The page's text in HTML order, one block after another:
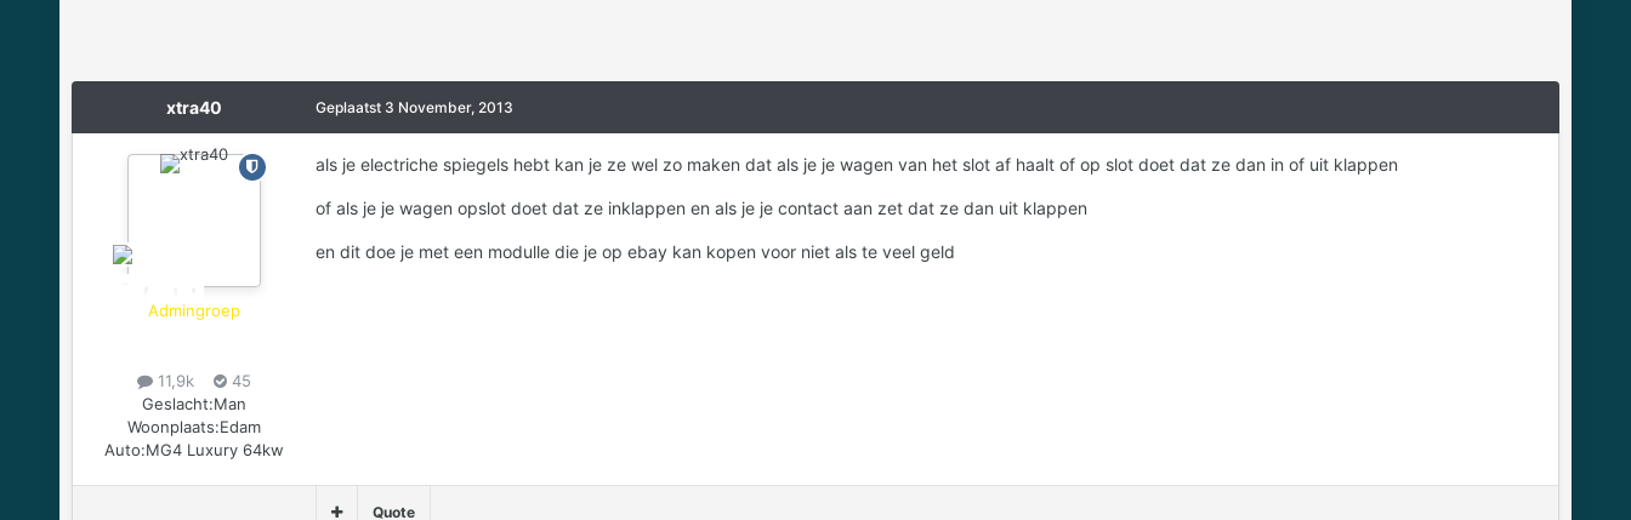
xtra40
Admingroep
11,9k
45
Geslacht:Man
Woonplaats:Edam
Auto:MG4 Luxury 64kw
Geplaatst 3 November, 2013
als je electriche spiegels hebt kan je ze wel zo maken dat als je je wagen van het slot af haalt of op slot doet dat ze dan in of uit klappen
of als je je wagen opslot doet dat ze inklappen en als je je contact aan zet dat ze dan uit klappen
en dit doe je met een modulle die je op ebay kan kopen voor niet als te veel geld
Quote